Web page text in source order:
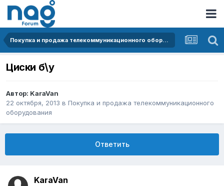
Покупка и продажа телекоммуникационного оборудования
Циски б\у
Автор: KaraVan
22 октября, 2013 в Покупка и продажа телекоммуникационного
оборудования
Ответить
KaraVan